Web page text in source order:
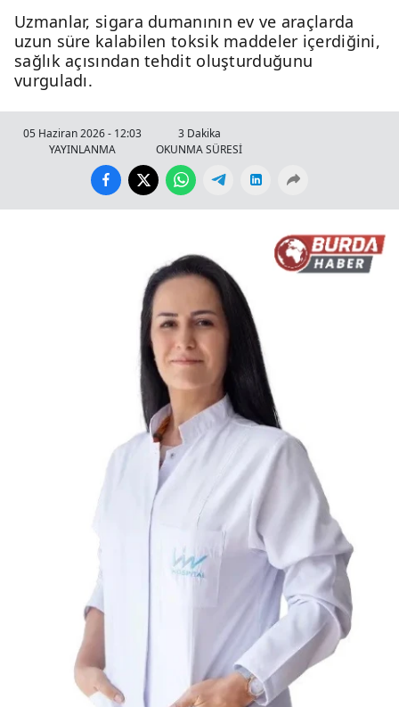
Uzmanlar, sigara dumanının ev ve araçlarda
uzun süre kalabilen toksik maddeler içerdiğini,
sağlık açısından tehdit oluşturduğunu
vurguladı.
05 Haziran 2026 - 12:03
YAYINLANMA
3 Dakika
OKUNMA SÜRESİ